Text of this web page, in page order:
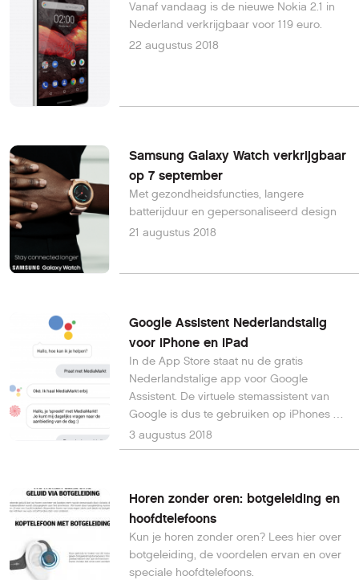
Vanaf vandaag is de nieuwe Nokia 2.1 in
Nederland verkrijgbaar voor 119 euro.
22 augustus 2018
Samsung Galaxy Watch verkrijgbaar
op 7 september
Met gezondheidsfuncties, langere
batterijduur en gepersonaliseerd design
21 augustus 2018
Google Assistent Nederlandstalig
voor iPhone en iPad
In de App Store staat nu de gratis
Nederlandstalige app voor Google
Assistent. De virtuele stemassistent van
Google is dus te gebruiken op iPhones en
iPads.
3 augustus 2018
Horen zonder oren: botgeleiding en
hoofdtelefoons
Kun je horen zonder oren? Lees hier over
botgeleiding, de voordelen ervan en over
speciale hoofdtelefoons.